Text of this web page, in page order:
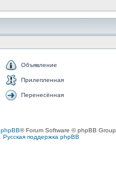
Объявление
Прилепленная
Перенесённая
phpBB® Forum Software © phpBB Group
Русская поддержка phpBB